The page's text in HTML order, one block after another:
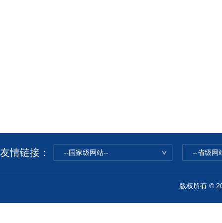
友情链接： --国家级网站-- --省级网
版权所有 ©